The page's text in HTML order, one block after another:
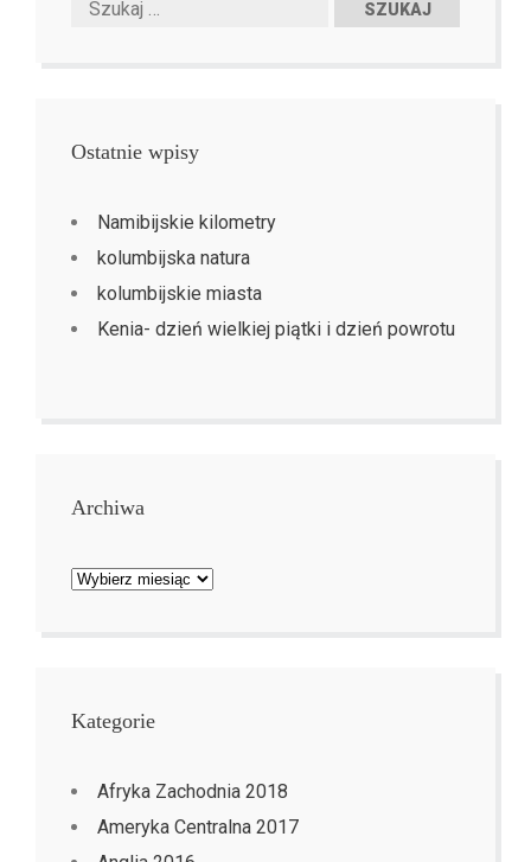
Ostatnie wpisy
Namibijskie kilometry
kolumbijska natura
kolumbijskie miasta
Kenia- dzień wielkiej piątki i dzień powrotu
Archiwa
Archiwa
Kategorie
Afryka Zachodnia 2018
Ameryka Centralna 2017